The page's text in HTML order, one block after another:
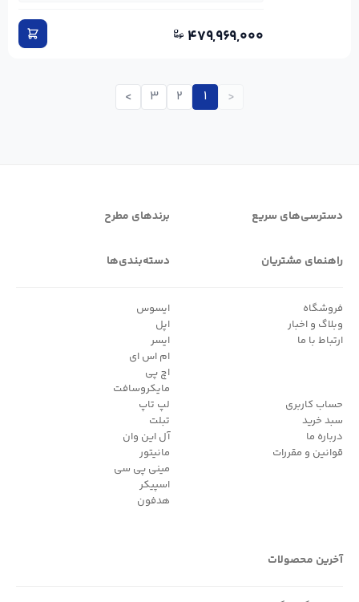
۴۷۹,۹۶۹,۰۰۰
< ۲ ۳ >
دسترسی‌های سریع برندهای مطرح
راهنمای مشتریان دسته‌بندی‌ها
فروشگاه
وبلاگ و اخبار
ارتباط با ما
ایسوس
اپل
ایسر
ام اس ای
اچ پی
مایکروسافت
حساب کاربری
سبد خرید
درباره ما
قوانین و مقررات
لپ تاپ
تبلت
آل این وان
مانیتور
مینی پی سی
اسپیکر
هدفون
آخرین محصولات